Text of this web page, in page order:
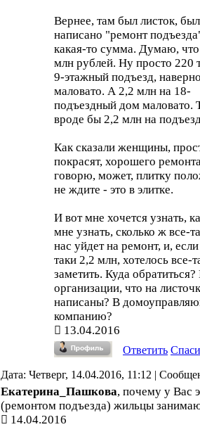
Вернее, там был листок,
написано "ремонт
какая-то сумма. Думаю,
млн рублей. Ну просто 220
9-этажный подъезд,
маловато. А 2,2 млн на 18-
подъездный дом маловато.
вроде бы 2,2 млн на
Как сказали женщины,
покрасят, хорошего
говорю, может, плитку
не ждите - это в элитке.
И вот мне хочется узнать,
мне узнать, сколько ж все-
нас уйдет на ремонт, и,
таки 2,2 млн, хотелось все-
заметить. Куда обратиться?
организации, что на
написаны? В
компанию?
13.04.2016
Ответить
Дата: Четверг, 14.04.2016, 11:12 |
Екатерина_Пашкова, почему у Вас
(ремонтом подъезда) жильцы
14.04.2016